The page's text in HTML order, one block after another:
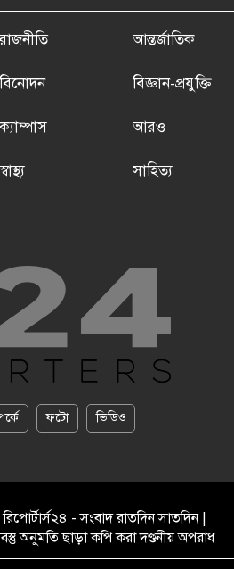
রাজনীতি আন্তর্জাতিক
বিনোদন বিজ্ঞান-প্রযুক্তি
ক্যাম্পাস আরও
স্বাস্থ্য সাহিত্য
ফটো ভিডিও
- সংবাদ রাতদিন সাতদিন |
অনুমতি ছাড়া কপি করা দণ্ডনীয় অপরাধ